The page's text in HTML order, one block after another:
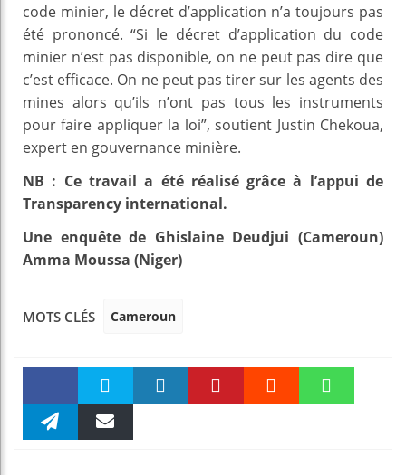
code minier, le décret d’application n’a toujours pas
été prononcé. “Si le décret d’application du code
minier n’est pas disponible, on ne peut pas dire que
c’est efficace. On ne peut pas tirer sur les agents des
mines alors qu’ils n’ont pas tous les instruments
pour faire appliquer la loi”, soutient Justin Chekoua,
expert en gouvernance minière.
NB : Ce travail a été réalisé grâce à l’appui de
Transparency international.
Une enquête de Ghislaine Deudjui (Cameroun)
Amma Moussa (Niger)
MOTS CLÉS Cameroun
Faceboo Twitter